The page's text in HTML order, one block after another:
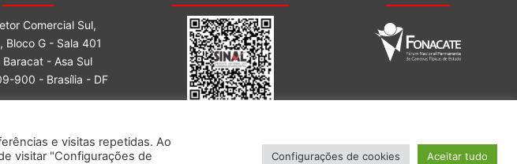
Comercial Sul,
Bloco G - Sala 401
Baracat - Asa Sul
900 - Brasília - DF
e visitas repetidas. Ao
visitar "Configurações de
Configurações de cookies Aceitar tudo